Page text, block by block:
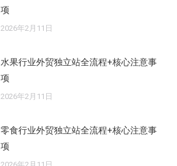
项
2026年2月11日
水果行业外贸独立站全流程+核心注意事
项
2026年2月11日
零食行业外贸独立站全流程+核心注意事
项